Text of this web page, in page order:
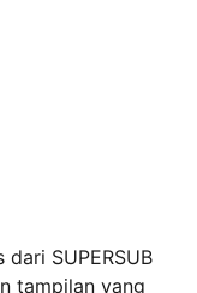
SUPERSUB
tampilan yang